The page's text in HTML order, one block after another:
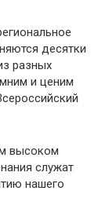
десятки
разных
и ценим
высоком
служат
нашего